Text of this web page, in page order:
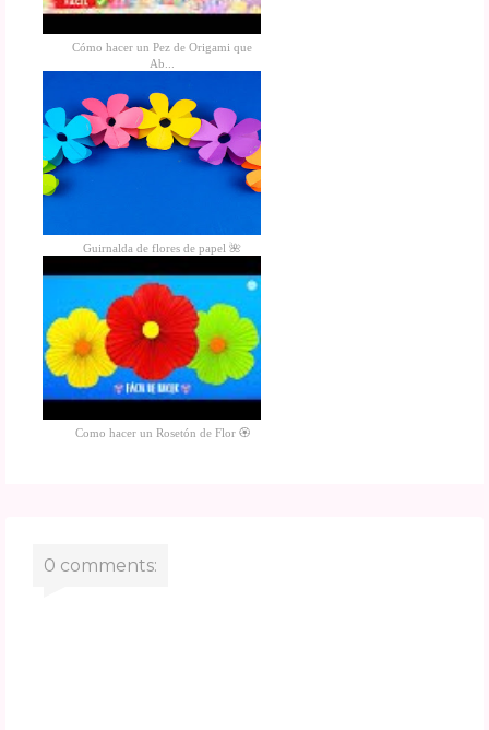
Cómo hacer un Pez de Origami que
Ab...
Guirnalda de flores de papel 🌺
Como hacer un Rosetón de Flor 🏵️
0 comments: